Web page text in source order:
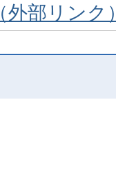
（外部リンク